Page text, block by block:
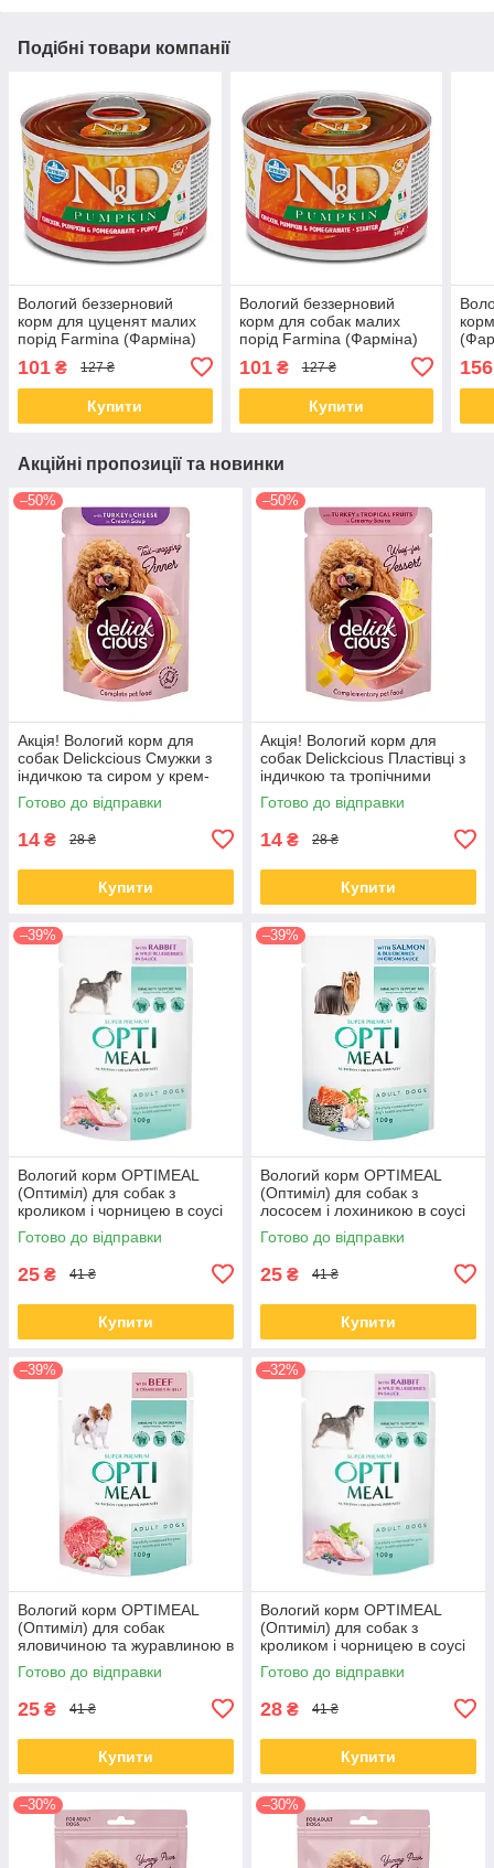
Подібні товари компанії
Вологий беззерновий
корм для цуценят малих
порід Farmina (Фарміна)
MINI з куркою та гарбузом
140 гр
101 ₴ 127 ₴
Купити
Вологий беззерновий
корм для собак малих
порід Farmina (Фарміна)
MINI з куркою та гарбузом
140 гр
101₴ 127 ₴
Купити
156
Акційні пропозиції та новинки
–50%
Акція! Вологий корм для
собак Delickcious Смужки з
індичкою та сиром у крем-
супі 85 гр 12 шт
Готово до відправки
14 ₴ 28 ₴
Купити
–50%
Акція! Вологий корм для
собак Delickcious Пластівці з
індичкою та тропічними
фруктами у вершковому соусі
80 гр 12 шт
Готово до відправки
14 ₴ 28 ₴
Купити
–39%
Вологий корм OPTIMEAL
(Оптиміл) для собак з
кроликом і чорницею в соусі
100 ГР від 12 шт.
Готово до відправки
25 ₴ 41 ₴
Купити
–39%
Вологий корм OPTIMEAL
(Оптиміл) для собак з
лососем і лохиникою в соусі
100 ГР від 12 шт.
Готово до відправки
25 ₴ 41 ₴
Купити
–39%
Вологий корм OPTIMEAL
(Оптиміл) для собак
яловичиною та журавлиною в
желе 100 ГР від 12 шт.
Готово до відправки
25 ₴ 41 ₴
Купити
–32%
Вологий корм OPTIMEAL
(Оптиміл) для собак з
кроликом і чорницею в соусі
100 ГР від 12 шт.
Готово до відправки
28 ₴ 41 ₴
Купити
–30% –30%